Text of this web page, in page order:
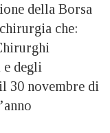
della Borsa
che:
degli
30 novembre di